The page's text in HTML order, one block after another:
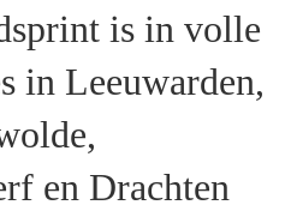
is in volle
in Leeuwarden,
en Drachten